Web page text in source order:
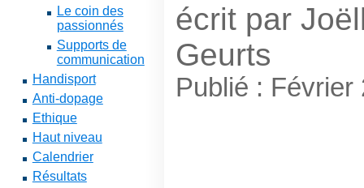
Le coin des
passionnés
Supports de
communication
Handisport
Anti-dopage
Ethique
Haut niveau
Calendrier
Résultats
écrit par
Geurts
Publié : Février